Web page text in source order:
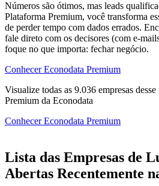
Números são ótimos, mas leads
Plataforma Premium, você transforma
de perder tempo com dados errados.
fale direto com os decisores (com e-
foque no que importa: fechar negócio.
Conhecer Econodata Premium
Visualize todas as 9.036 empresas
Premium da Econodata
Conhecer Econodata Premium
Lista das Empresas de
Abertas Recentemente